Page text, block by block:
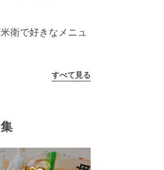
衛で好きなメニュ
すべて見る